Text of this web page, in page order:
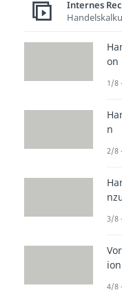
Internes
on
1/8
n
2/8
3/8
ion
4/8